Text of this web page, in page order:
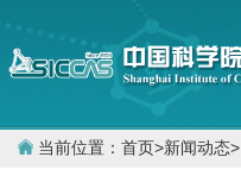
当前位置： 首页>新闻动态>